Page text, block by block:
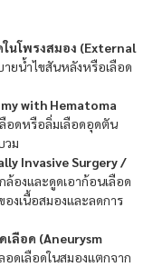
นโพรงสมอง (External
ยน้ำไขสันหลังหรือเลือด
with Hematoma
อดหรือลิ่มเลือดอุดตัน
วม
Invasive Surgery /
ล้องและดูดเอาก้อนเลือด
องเนื้อสมองและลดการ
ลือด (Aneurysm
ดเลือดในสมองแตกจาก